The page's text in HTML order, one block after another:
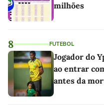
milhões
8 FUTEBOL
Jogador do
ao entrar
antes da